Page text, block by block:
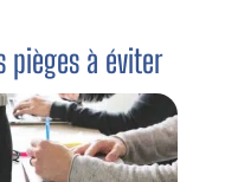
pièges à éviter